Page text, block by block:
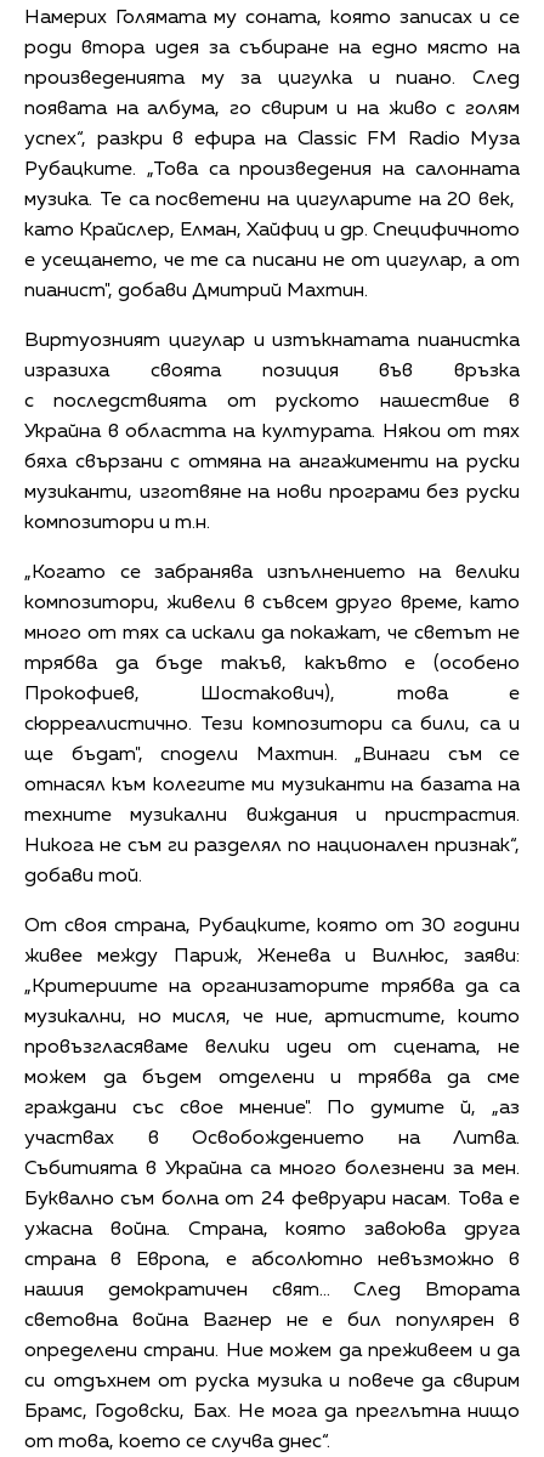
Намерих Голямата му соната, която записах и се
роди втора идея за събиране на едно място на
произведенията му за цигулка и пиано. След
появата на албума, го свирим и на живо с голям
успех“, разкри в ефира на Classic FM Radio Муза
Рубацките. „Това са произведения на салонната
музика. Те са посветени на цигуларите на 20 век,
като Крайслер, Елман, Хайфиц и др. Специфичното
е усещането, че те са писани не от цигулар, а от
пианист", добави Дмитрий Махтин.
Виртуозният цигулар и изтъкнатата пианистка
изразиха своята позиция във връзка
с последствията от руското нашествие в
Украйна в областта на културата. Някои от тях
бяха свързани с отмяна на ангажименти на руски
музиканти, изготвяне на нови програми без руски
композитори и т.н.
„Когато се забранява изпълнението на велики
композитори, живели в съвсем друго време, като
много от тях са искали да покажат, че светът не
трябва да бъде такъв, какъвто е (особено
Прокофиев, Шостакович), това е
сюрреалистично. Тези композитори са били, са и
ще бъдат", сподели Махтин. „Винаги съм се
отнасял към колегите ми музиканти на базата на
техните музикални виждания и пристрастия.
Никога не съм ги разделял по национален признак“,
добави той.
От своя страна, Рубацките, която от 30 години
живее между Париж, Женева и Вилнюс, заяви:
„Критериите на организаторите трябва да са
музикални, но мисля, че ние, артистите, които
провъзгласяваме велики идеи от сцената, не
можем да бъдем отделени и трябва да сме
граждани със свое мнение". По думите й, „аз
участвах в Освобождението на Литва.
Събитията в Украйна са много болезнени за мен.
Буквално съм болна от 24 февруари насам. Това е
ужасна война. Страна, която завоюва друга
страна в Европа, е абсолютно невъзможно в
нашия демократичен свят... След Втората
световна война Вагнер не е бил популярен в
определени страни. Ние можем да преживеем и да
си отдъхнем от руска музика и повече да свирим
Брамс, Годовски, Бах. Не мога да преглътна нищо
от това, което се случва днес“.